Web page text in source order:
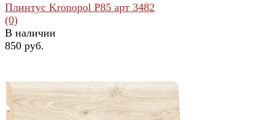
Плинтус Kronopol Р85 арт 3482
(0)
В наличии
850 руб.